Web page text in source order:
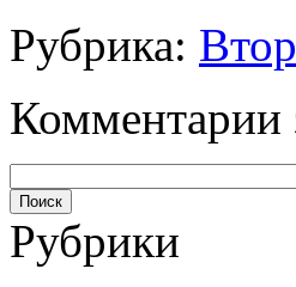
Рубрика:
Комментарии
Рубрики